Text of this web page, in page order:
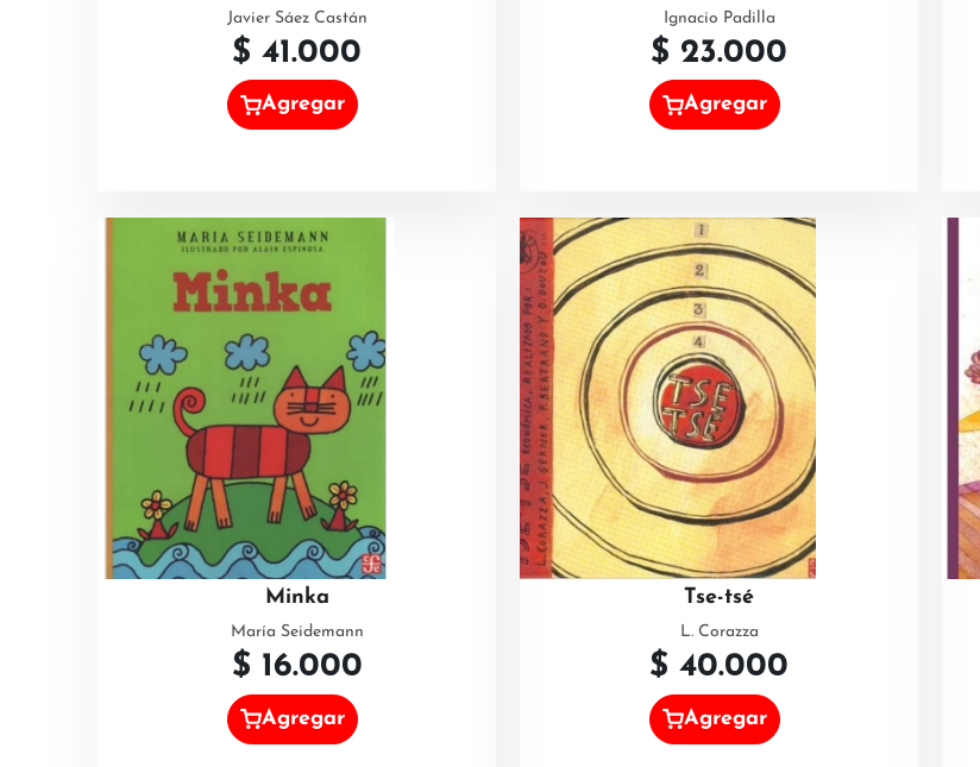
Javier Sáez Castán
$ 41.000
Agregar
Ignacio Padilla
$ 23.000
Agregar
Minka
María Seidemann
$ 16.000
Agregar
Tse-tsé
L. Corazza
$ 40.000
Agregar